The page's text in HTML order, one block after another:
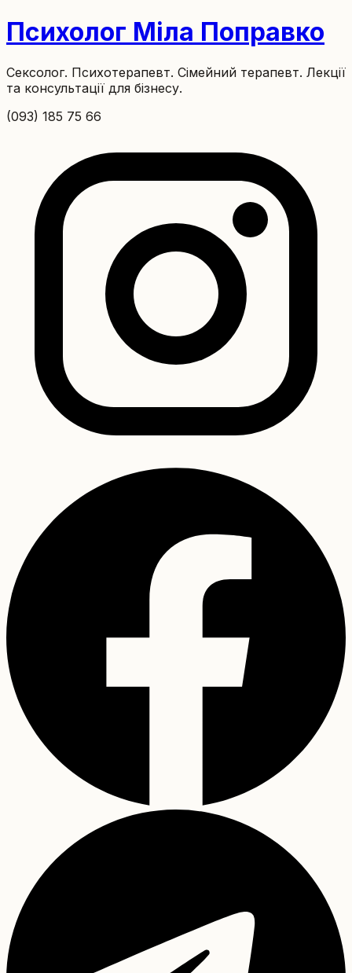
Психолог Міла Поправко
Сексолог. Психотерапевт. Сімейний терапевт. Лекції
та консультації для бізнесу.
(093) 185 75 66